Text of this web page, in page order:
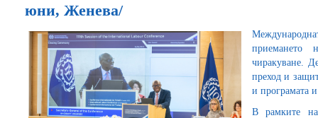
юни, Женева/
приемането
чиракуване.
преход и
и програмата
В рамките на